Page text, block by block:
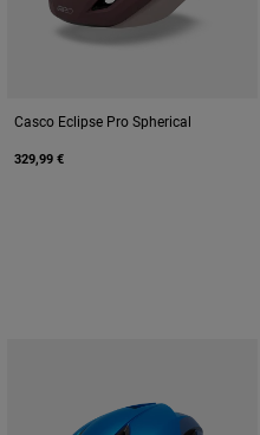
Casco Eclipse Pro Spherical
329,99 €